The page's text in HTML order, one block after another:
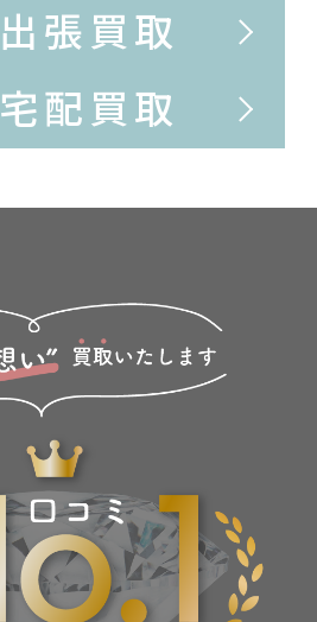
出張買取
宅配買取